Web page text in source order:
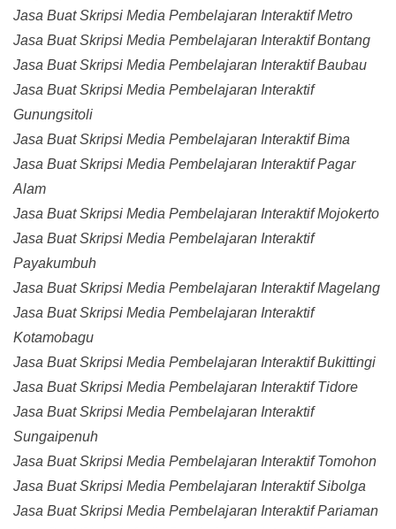
Jasa Buat Skripsi Media Pembelajaran Interaktif Metro
Jasa Buat Skripsi Media Pembelajaran Interaktif Bontang
Jasa Buat Skripsi Media Pembelajaran Interaktif Baubau
Jasa Buat Skripsi Media Pembelajaran Interaktif
Gunungsitoli
Jasa Buat Skripsi Media Pembelajaran Interaktif Bima
Jasa Buat Skripsi Media Pembelajaran Interaktif Pagar
Alam
Jasa Buat Skripsi Media Pembelajaran Interaktif Mojokerto
Jasa Buat Skripsi Media Pembelajaran Interaktif
Payakumbuh
Jasa Buat Skripsi Media Pembelajaran Interaktif Magelang
Jasa Buat Skripsi Media Pembelajaran Interaktif
Kotamobagu
Jasa Buat Skripsi Media Pembelajaran Interaktif Bukittingi
Jasa Buat Skripsi Media Pembelajaran Interaktif Tidore
Jasa Buat Skripsi Media Pembelajaran Interaktif
Sungaipenuh
Jasa Buat Skripsi Media Pembelajaran Interaktif Tomohon
Jasa Buat Skripsi Media Pembelajaran Interaktif Sibolga
Jasa Buat Skripsi Media Pembelajaran Interaktif Pariaman